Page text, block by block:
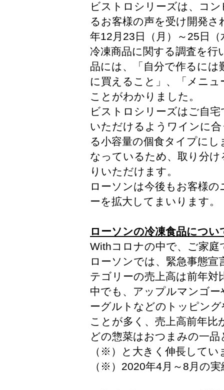
ビストロシリーズは、コ
るお客様の声を受け開発
年12月23日（月）～25日
冷凍商品に関する調査を
品には、「自分で作るに
に買えること」、「メニ
ことがわかりました。
ビストロシリーズはご自宅
いただけるようワインに
る小容量の個食タイプに
なっているため、取り分
りいただけます。
ローソンは今後もお客様
ーを拡大してまいります。
ローソンの冷凍食品につい
Withコロナの中で、ご家
ローソンでは、緊急事態
テゴリーの売上高は前年
中でも、アップルマンゴ
ーグルトなどのトッピン
ことが多く、売上高前年
どの惣菜はおつまみの一
（※）と大きく伸長してい
（※）2020年4月～8月の実